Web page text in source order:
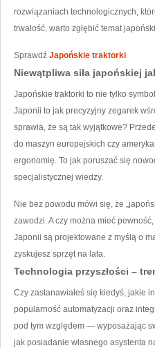
rozwiązaniach technologicznych,
trwałość, warto zgłębić temat
Sprawdź Japońskie traktorki
Niewątpliwa siła japońskiej
Japońskie traktorki to nie tylko
Japonii to jak precyzyjny zegarek
sprawia, że są tak wyjątkowe?
do maszyn europejskich czy
ergonomię. To jak poruszać się
specjalistycznej wiedzy.
Nie bez powodu mówi się, że
zawodzi. A czy można mieć
Japonii są projektowane z myślą o
zyskujesz sprzęt na lata.
Technologia przyszłości –
Czy zastanawiałeś się kiedyś, jakie
popularność automatyzacji oraz
pod tym względem — wyposażając
jak posiadanie własnego asystenta